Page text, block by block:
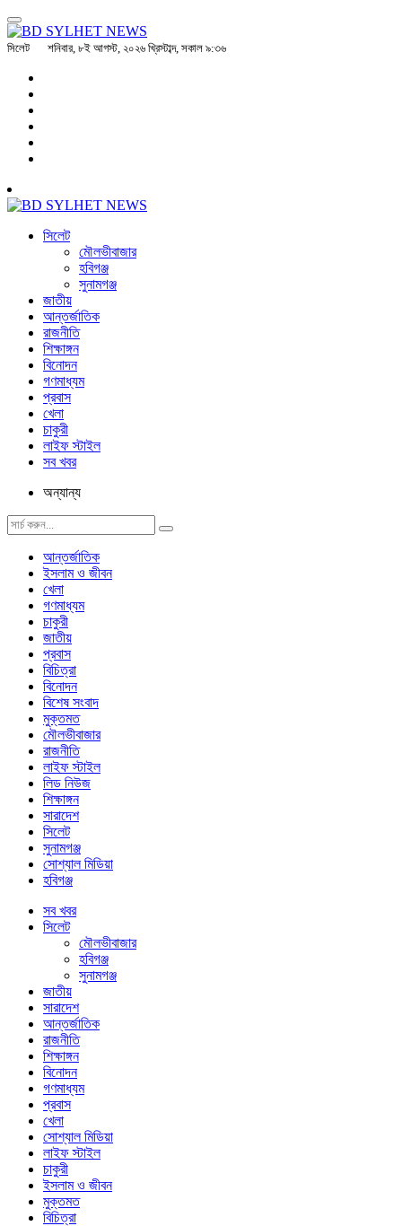
সিলেট শনিবার, ৮ই আগস্ট, ২০২৬ খ্রিস্টাব্দ, সকাল ৯:৩৬
সিলেট
মৌলভীবাজার
হবিগঞ্জ
সুনামগঞ্জ
জাতীয়
আন্তর্জাতিক
রাজনীতি
শিক্ষাঙ্গন
বিনোদন
গণমাধ্যম
প্রবাস
খেলা
চাকুরী
লাইফ স্টাইল
সব খবর
অন্যান্য
আন্তর্জাতিক
ইসলাম ও জীবন
খেলা
গণমাধ্যম
চাকুরী
জাতীয়
প্রবাস
বিচিত্রা
বিনোদন
বিশেষ সংবাদ
মুক্তমত
মৌলভীবাজার
রাজনীতি
লাইফ স্টাইল
লিড নিউজ
শিক্ষাঙ্গন
সারাদেশ
সিলেট
সুনামগঞ্জ
সোশ্যাল মিডিয়া
হবিগঞ্জ
সব খবর
সিলেট
মৌলভীবাজার
হবিগঞ্জ
সুনামগঞ্জ
জাতীয়
সারাদেশ
আন্তর্জাতিক
রাজনীতি
শিক্ষাঙ্গন
বিনোদন
গণমাধ্যম
প্রবাস
খেলা
সোশ্যাল মিডিয়া
লাইফ স্টাইল
চাকুরী
ইসলাম ও জীবন
মুক্তমত
বিচিত্রা